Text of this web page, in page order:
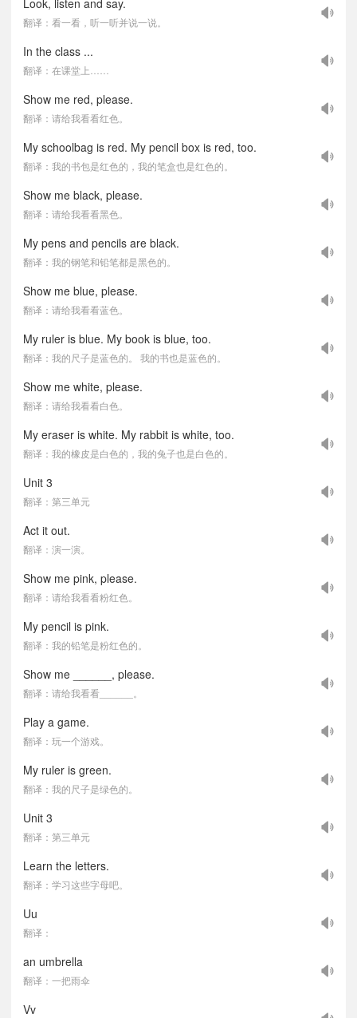
Look, listen and say.
翻译：看一看，听一听并说一说。
In the class ...
翻译：在课堂上……
Show me red, please.
翻译：请给我看看红色。
My schoolbag is red. My pencil box is red, too.
翻译：我的书包是红色的，我的笔盒也是红色的。
Show me black, please.
翻译：请给我看看黑色。
My pens and pencils are black.
翻译：我的钢笔和铅笔都是黑色的。
Show me blue, please.
翻译：请给我看看蓝色。
My ruler is blue. My book is blue, too.
翻译：我的尺子是蓝色的。 我的书也是蓝色的。
Show me white, please.
翻译：请给我看看白色。
My eraser is white. My rabbit is white, too.
翻译：我的橡皮是白色的，我的兔子也是白色的。
Unit 3
翻译：第三单元
Act it out.
翻译：演一演。
Show me pink, please.
翻译：请给我看看粉红色。
My pencil is pink.
翻译：我的铅笔是粉红色的。
Show me ______, please.
翻译：请给我看看______。
Play a game.
翻译：玩一个游戏。
My ruler is green.
翻译：我的尺子是绿色的。
Unit 3
翻译：第三单元
Learn the letters.
翻译：学习这些字母吧。
Uu
翻译：
an umbrella
翻译：一把雨伞
Vv